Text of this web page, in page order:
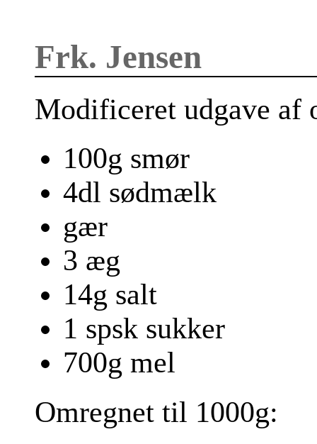
Frk. Jensen
Modificeret udgave af
100g smør
4dl sødmælk
gær
3 æg
14g salt
1 spsk sukker
700g mel
Omregnet til 1000g: